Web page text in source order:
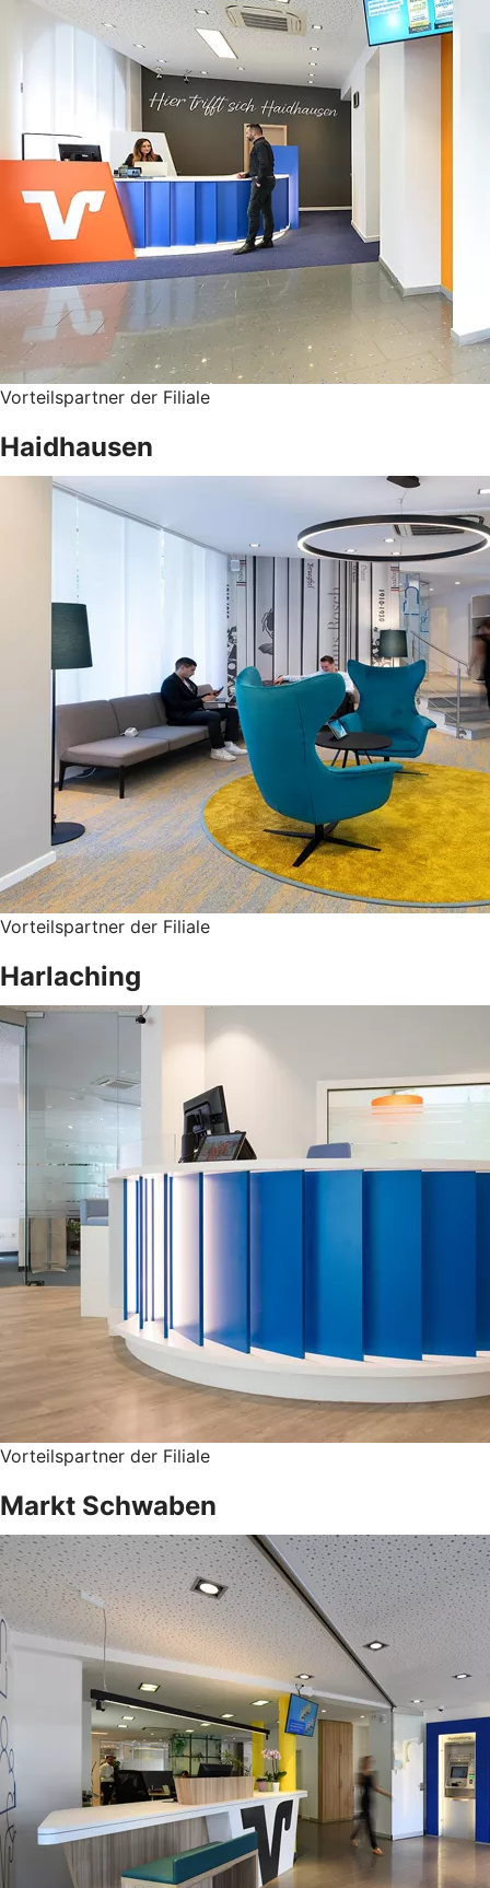
Vorteilspartner der Filiale
Haidhausen
Vorteilspartner der Filiale
Harlaching
Vorteilspartner der Filiale
Markt Schwaben